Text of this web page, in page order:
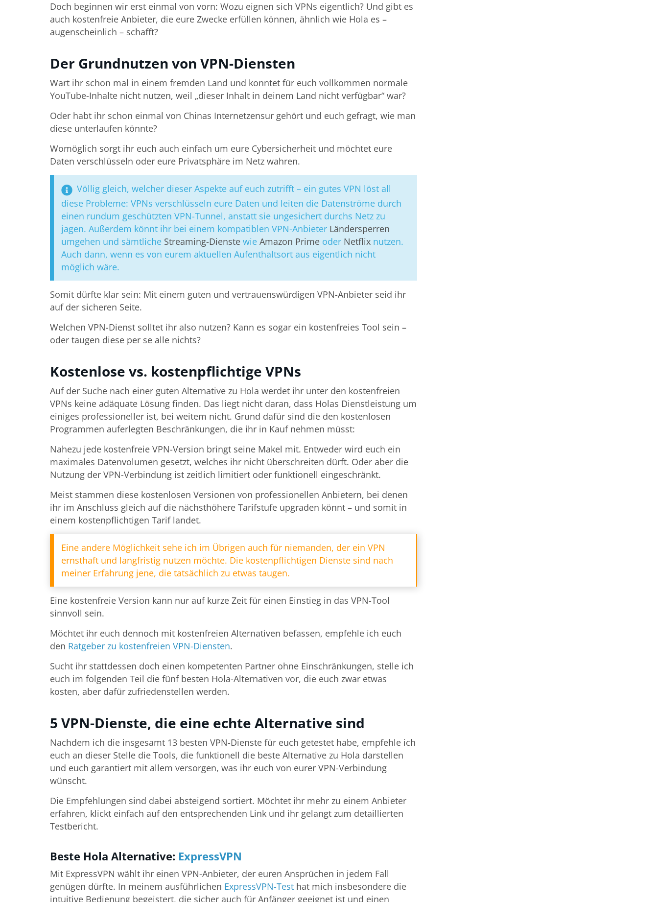
Doch beginnen wir erst einmal von vorn: Wozu eignen sich VPNs eigentlich? Und gibt es
auch kostenfreie Anbieter, die eure Zwecke erfüllen können, ähnlich wie Hola es –
augenscheinlich – schafft?
Der Grundnutzen von VPN-Diensten
Wart ihr schon mal in einem fremden Land und konntet für euch vollkommen normale
YouTube-Inhalte nicht nutzen, weil „dieser Inhalt in deinem Land nicht verfügbar“ war?
Oder habt ihr schon einmal von Chinas Internetzensur gehört und euch gefragt, wie man
diese unterlaufen könnte?
Womöglich sorgt ihr euch auch einfach um eure Cybersicherheit und möchtet eure
Daten verschlüsseln oder eure Privatsphäre im Netz wahren.
Völlig gleich, welcher dieser Aspekte auf euch zutrifft – ein gutes VPN löst all
diese Probleme: VPNs verschlüsseln eure Daten und leiten die Datenströme durch
einen rundum geschützten VPN-Tunnel, anstatt sie ungesichert durchs Netz zu
jagen. Außerdem könnt ihr bei einem kompatiblen VPN-Anbieter Ländersperren
umgehen und sämtliche Streaming-Dienste wie Amazon Prime oder Netflix nutzen.
Auch dann, wenn es von eurem aktuellen Aufenthaltsort aus eigentlich nicht
möglich wäre.
Somit dürfte klar sein: Mit einem guten und vertrauenswürdigen VPN-Anbieter seid ihr
auf der sicheren Seite.
Welchen VPN-Dienst solltet ihr also nutzen? Kann es sogar ein kostenfreies Tool sein –
oder taugen diese per se alle nichts?
Kostenlose vs. kostenpflichtige VPNs
Auf der Suche nach einer guten Alternative zu Hola werdet ihr unter den kostenfreien
VPNs keine adäquate Lösung finden. Das liegt nicht daran, dass Holas Dienstleistung um
einiges professioneller ist, bei weitem nicht. Grund dafür sind die den kostenlosen
Programmen auferlegten Beschränkungen, die ihr in Kauf nehmen müsst:
Nahezu jede kostenfreie VPN-Version bringt seine Makel mit. Entweder wird euch ein
maximales Datenvolumen gesetzt, welches ihr nicht überschreiten dürft. Oder aber die
Nutzung der VPN-Verbindung ist zeitlich limitiert oder funktionell eingeschränkt.
Meist stammen diese kostenlosen Versionen von professionellen Anbietern, bei denen
ihr im Anschluss gleich auf die nächsthöhere Tarifstufe upgraden könnt – und somit in
einem kostenpflichtigen Tarif landet.
Eine andere Möglichkeit sehe ich im Übrigen auch für niemanden, der ein VPN
ernsthaft und langfristig nutzen möchte. Die kostenpflichtigen Dienste sind nach
meiner Erfahrung jene, die tatsächlich zu etwas taugen.
Eine kostenfreie Version kann nur auf kurze Zeit für einen Einstieg in das VPN-Tool
sinnvoll sein.
Möchtet ihr euch dennoch mit kostenfreien Alternativen befassen, empfehle ich euch
den Ratgeber zu kostenfreien VPN-Diensten.
Sucht ihr stattdessen doch einen kompetenten Partner ohne Einschränkungen, stelle ich
euch im folgenden Teil die fünf besten Hola-Alternativen vor, die euch zwar etwas
kosten, aber dafür zufriedenstellen werden.
5 VPN-Dienste, die eine echte Alternative sind
Nachdem ich die insgesamt 13 besten VPN-Dienste für euch getestet habe, empfehle ich
euch an dieser Stelle die Tools, die funktionell die beste Alternative zu Hola darstellen
und euch garantiert mit allem versorgen, was ihr euch von eurer VPN-Verbindung
wünscht.
Die Empfehlungen sind dabei absteigend sortiert. Möchtet ihr mehr zu einem Anbieter
erfahren, klickt einfach auf den entsprechenden Link und ihr gelangt zum detaillierten
Testbericht.
Beste Hola Alternative: ExpressVPN
Mit ExpressVPN wählt ihr einen VPN-Anbieter, der euren Ansprüchen in jedem Fall
genügen dürfte. In meinem ausführlichen ExpressVPN-Test hat mich insbesondere die
intuitive Bedienung begeistert, die sicher auch für Anfänger geeignet ist und einen